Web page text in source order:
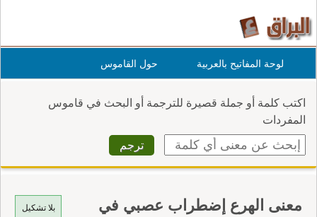
لوحة المفاتيح بالعربية حول القاموس
اكتب كلمة أو جملة قصيرة للترجمة أو البحث في قاموس
المفردات
بلا تشكيل
معنى الهرع إضطراب عصبي في